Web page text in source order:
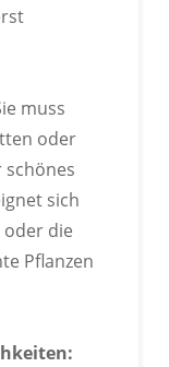
muss
oder
sich
die
Pflanzen